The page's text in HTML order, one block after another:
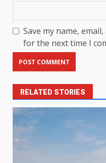
Save my name,
for the next time I
RELATED STORIES